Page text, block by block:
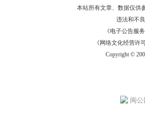
本站所有文章、数据仅供
违法和不
《电子公告服务
《网络文化经营许
Copyright ©
闽公